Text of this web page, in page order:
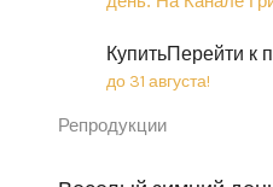
КупитьПерейти к
до 31 августа!
Репродукции